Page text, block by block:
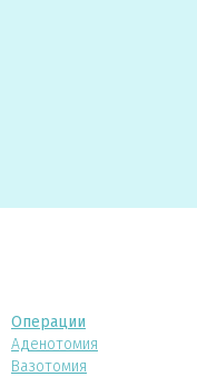
Операции
Аденотомия
Вазотомия